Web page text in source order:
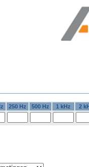
250 Hz 500 Hz 1 kHz 2